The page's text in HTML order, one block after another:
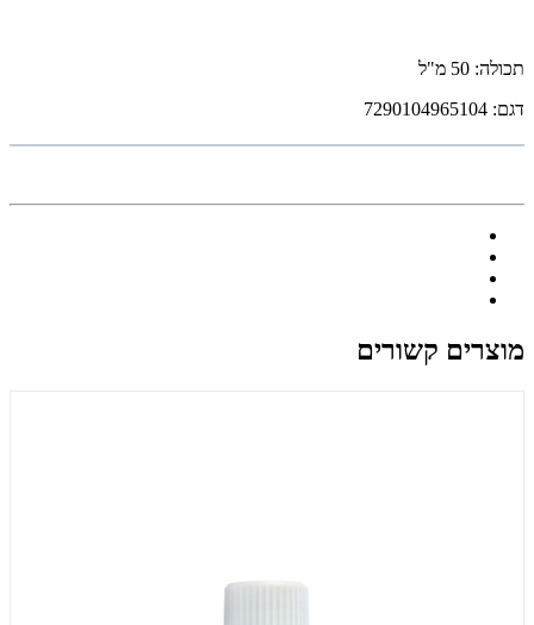
תכולה: 50 מ"ל
דגם: 7290104965104
מוצרים קשורים